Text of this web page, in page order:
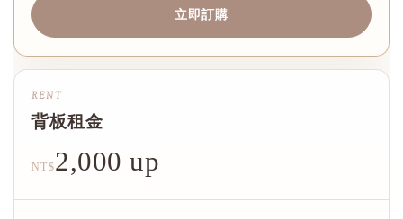
立即訂購
RENT
背板租金
NT$2,000 up